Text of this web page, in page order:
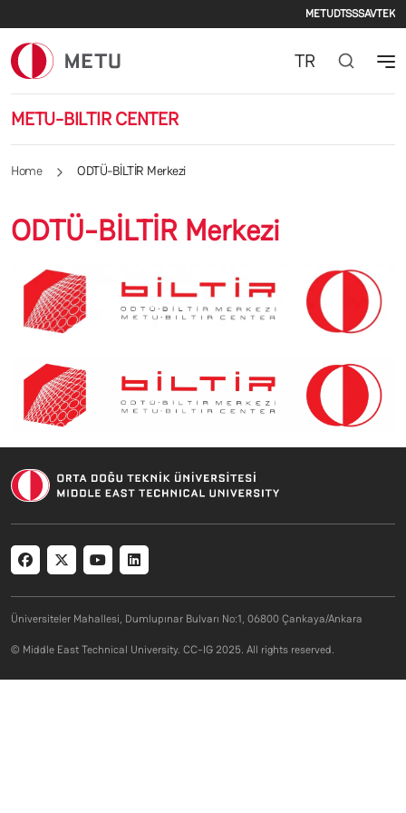
METUDTSSSAVTEK
METU-BILTIR CENTER
TR
Home ODTÜ-BİLTİR Merkezi
ODTÜ-BİLTİR Merkezi
Social menu
Üniversiteler Mahallesi, Dumlupınar Bulvarı No:1, 06800 Çankaya/Ankara
© Middle East Technical University. CC-IG 2025. All rights reserved.